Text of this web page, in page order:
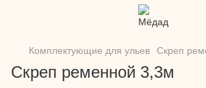
Комплектующие для ульев Скреп
Скреп ременной 3,3м